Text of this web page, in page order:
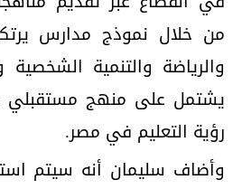
من خلال نموذج مدارس
والریاضة والتنمیة الشخصیة
یشتمل على منھج
رؤیة التعلیم في مصر.
وأضاف سلیمان أنه سیتم